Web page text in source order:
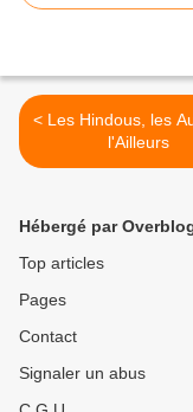
< Les Hindous, les Autres et
l'Ailleurs
Hébergé par
Top articles
Pages
Contact
Signaler un abus